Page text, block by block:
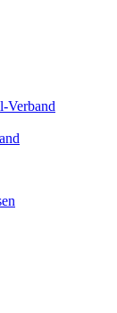
Verband